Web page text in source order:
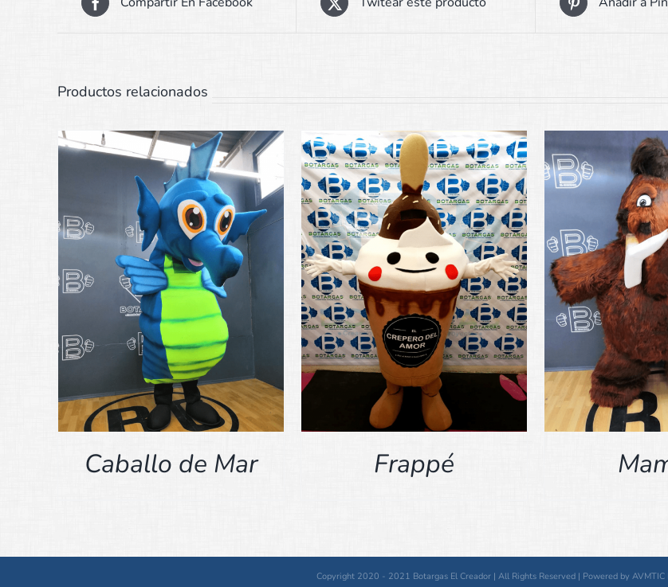
Productos relacionados
Caballo de Mar
DETALLES
Frappé
DETALLES
Copyright 2020 - 2021 Botargas El Creador | All Rights Reserved | Powered by AVMTIC